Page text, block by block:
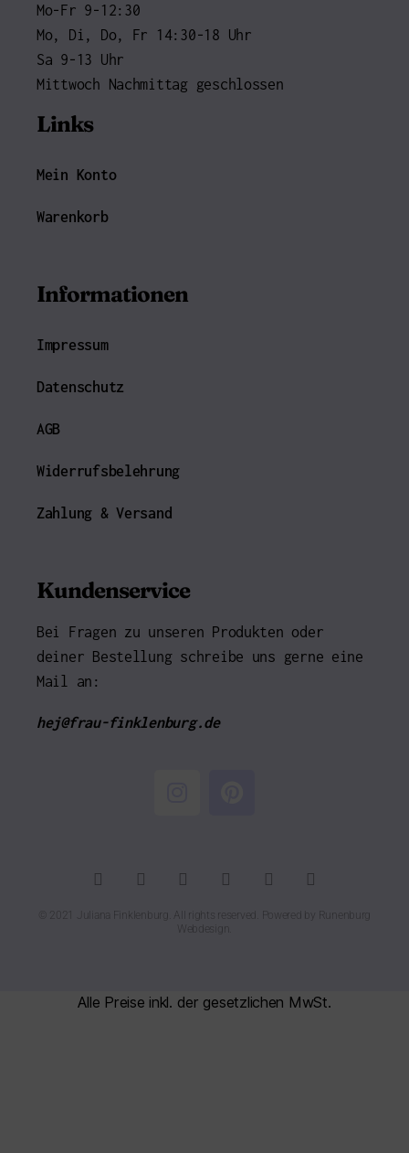
Mo-Fr 9-12:30
Mo, Di, Do, Fr 14:30-18 Uhr
Sa 9-13 Uhr
Mittwoch Nachmittag geschlossen
Links
Mein Konto
Warenkorb
Informationen
Impressum
Datenschutz
AGB
Widerrufsbelehrung
Zahlung & Versand
Kundenservice
Bei Fragen zu unseren Produkten oder
deiner Bestellung schreibe uns gerne eine
Mail an:
hej@frau-finklenburg.de
© 2021 Juliana Finklenburg. All rights reserved. Powered by Runenburg
Webdesign
Alle Preise inkl. der gesetzlichen MwSt.